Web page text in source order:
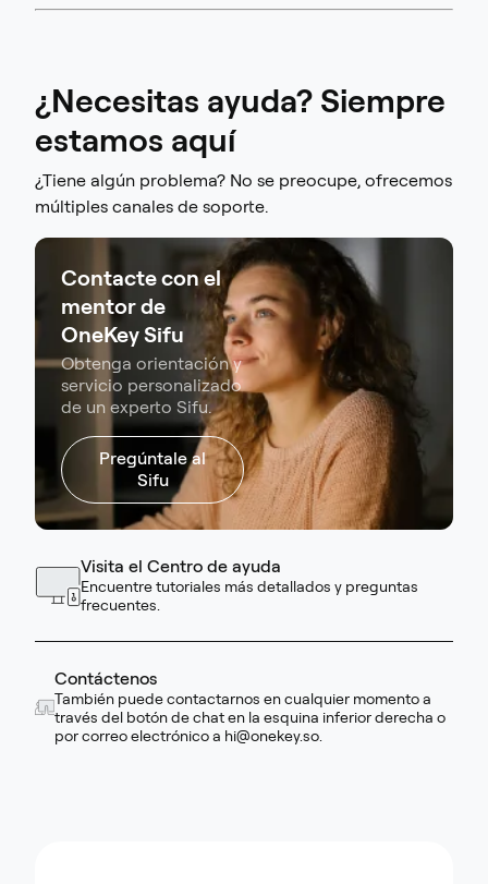
¿Necesitas ayuda? Siempre
estamos aquí
¿Tiene algún problema? No se preocupe, ofrecemos
múltiples canales de soporte.
Contacte con el
mentor de
OneKey Sifu
Obtenga orientación y
servicio personalizado
de un experto Sifu.
Pregúntale al
Sifu
Visita el Centro de ayuda
Encuentre tutoriales más detallados y preguntas
frecuentes.
Contáctenos
También puede contactarnos en cualquier momento a
través del botón de chat en la esquina inferior derecha o
por correo electrónico a hi@onekey.so.